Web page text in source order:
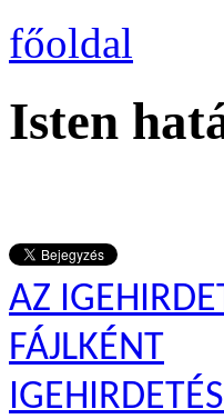
főoldal
Isten
AZ
FÁJLKÉNT